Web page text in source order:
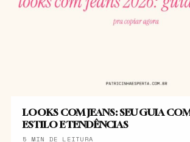
LOOKS COM JEANS: SEU GUIA
ESTILO E TENDÊNCIAS
5 MIN DE LEITURA